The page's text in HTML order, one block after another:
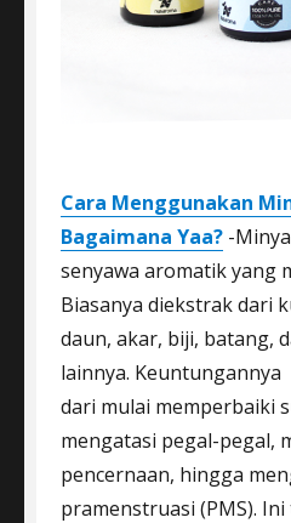
Cara Menggunakan
Bagaimana Yaa? -
senyawa aromatik yang
Biasanya diekstrak dari
daun, akar, biji, batang,
lainnya. Keuntungannya
dari mulai memperbaiki
mengatasi pegal-pegal,
pencernaan, hingga
pramenstruasi (PMS).